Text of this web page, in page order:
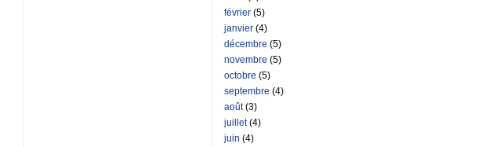
février (5)
janvier (4)
décembre (5)
novembre (5)
octobre (5)
septembre (4)
août(3)
juillet(4)
juin (4)